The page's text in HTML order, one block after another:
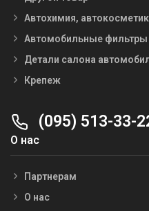
Автохимия,
Автомобильные фильтры
Детали салона
Крепеж
(095) 513-33-
О нас
Партнерам
О нас